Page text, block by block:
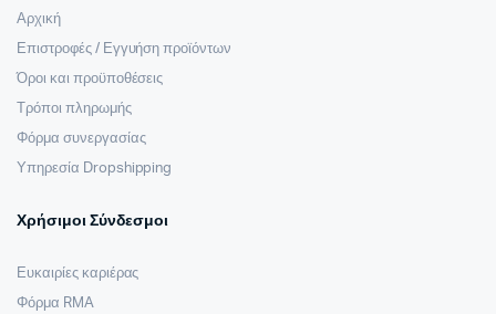
Αρχική
Επιστροφές / Εγγυήση προϊόντων
Όροι και προϋποθέσεις
Τρόποι πληρωμής
Φόρμα συνεργασίας
Υπηρεσία Dropshipping
Χρήσιμοι Σύνδεσμοι
Ευκαιρίες καριέρας
Φόρμα RMA